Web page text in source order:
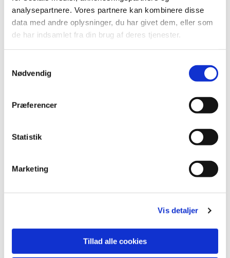
analysepartnere. Vores partnere kan kombinere disse
data med andre oplysninger, du har givet dem, eller som
de har indsamlet fra din brug af deres tjenester.
Nødvendig
Præferencer
Statistik
Marketing
Vis detaljer
Tillad alle cookies
Du vil måske også kunne